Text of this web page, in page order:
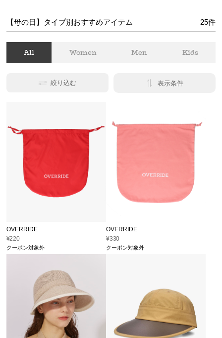
【母の日】タイプ別おすすめアイテム 25件
All Women Men Kids
絞り込む 表示条件
OVERRIDE
¥220
クーポン対象外
OVERRIDE
¥330
クーポン対象外